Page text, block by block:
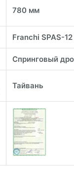
780 мм
Franchi SPAS-12
Спринговый
Тайвань